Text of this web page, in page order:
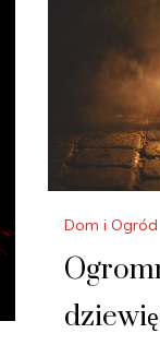
Dom i Ogród